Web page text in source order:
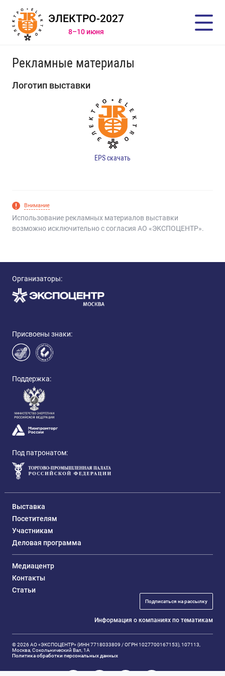
ЭЛЕКТРО-2027
8–10 июня
Рекламные материалы
Логотип выставки
EPS скачать
Внимание
Использование рекламных материалов выставки
возможно исключительно с согласия АО «ЭКСПОЦЕНТР».
Организаторы:
Присвоены знаки:
Поддержка:
Под патронатом:
Выставка
Посетителям
Участникам
Деловая программа
Медиацентр
Контакты
Статьи
Подписаться на рассылку
Информация о компаниях по тематикам
© 2026 АО «ЭКСПОЦЕНТР» (ИНН 7718033809 / ОГРН 1027700167153), 107113,
Москва, Сокольнический Вал, 1А
Политика обработки персональных данных